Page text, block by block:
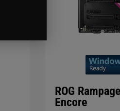
ROG
Encore